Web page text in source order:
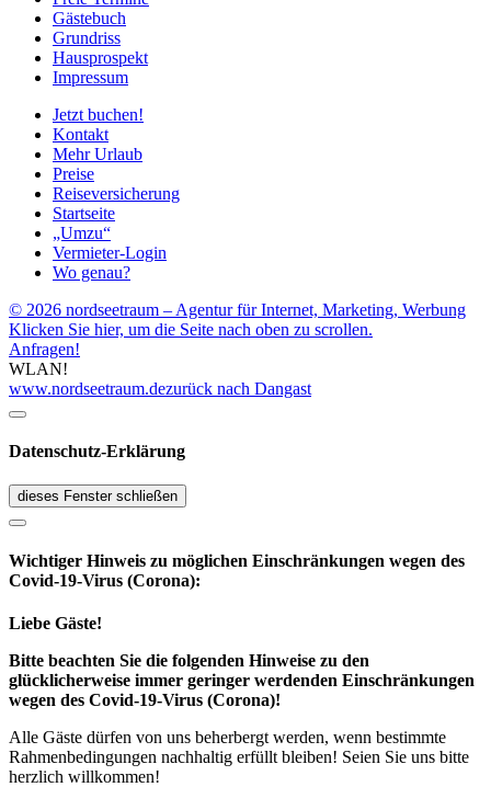
Gästebuch
Grundriss
Hausprospekt
Impressum
Jetzt buchen!
Kontakt
Mehr Urlaub
Preise
Reiseversicherung
Startseite
„Umzu“
Vermieter-Login
Wo genau?
© 2026 nordseetraum – Agentur für Internet, Marketing, Werbung
Klicken Sie hier, um die Seite nach oben zu scrollen.
Anfragen!
WLAN!
www.nordseetraum.dezurück nach Dangast
Datenschutz-Erklärung
dieses Fenster schließen
Wichtiger Hinweis zu möglichen Ein­schränk­ungen wegen des
Covid-19-Virus (Corona):
Liebe Gäste!
Bitte beachten Sie die folgenden Hinweise zu den
glücklicherweise immer geringer werdenden Einschränkungen
wegen des Covid-19-Virus (Corona)!
Alle Gäste dürfen von uns beherbergt werden, wenn bestimmte
Rahmenbedingungen nachhaltig erfüllt bleiben! Seien Sie uns bitte
herzlich willkommen!